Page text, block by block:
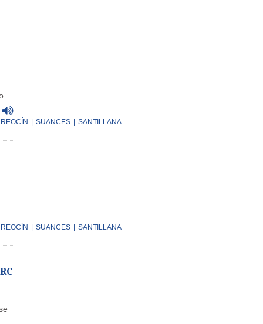
REOCÍN SUANCES
SANTILLANA
REOCÍN SUANCES
SANTILLANA